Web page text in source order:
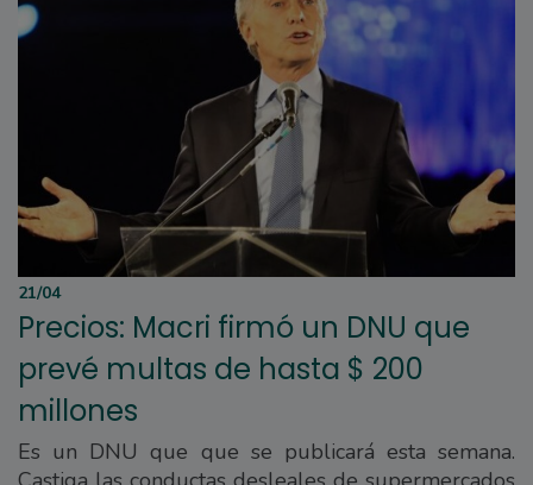
21/04
Precios: Macri firmó un DNU que
prevé multas de hasta $ 200
millones
Es un DNU que que se publicará esta semana.